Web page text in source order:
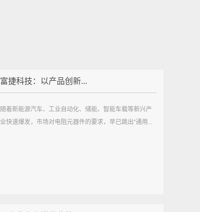
富捷科技：以产品创新...
随着新能源汽车、工业自动化、储能、智能车载等新兴产
业快速爆发，市场对电阻元器件的要求，早已跳出“通用...